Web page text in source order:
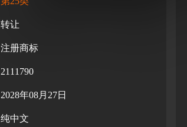
转让
注册商标
2111790
2028年08月27日
纯中文